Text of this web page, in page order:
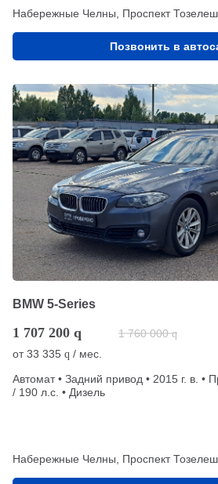
Набережные Челны, Проспект
Позвонить в
BMW 5-Series
1 707 200 q 1 760 000 q
от33 335 q / мес.
Автомат • Задний привод • 2015 г. в. •
/ 190 л.с. • Дизель
Набережные Челны, Проспект